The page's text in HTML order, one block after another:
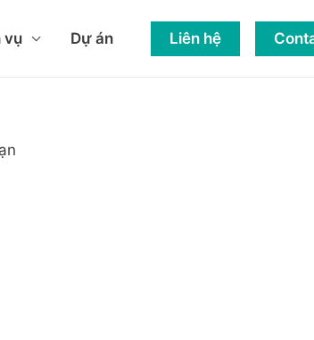
vụ Dự án Liên hệ